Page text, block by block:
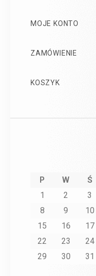
MOJE KONTO
ZAMÓWIENIE
KOSZYK
P W Ś
1
2 3
8
9 10
15
16 17
22
23 24
29
30 31